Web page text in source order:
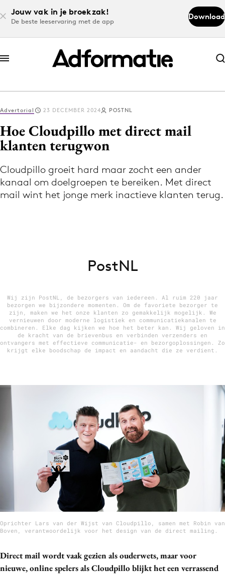
Jouw vak in je broekzak!
De beste leeservaring met de app
Download
Abonneer nu
Abonneer nu
Log in
Volg het laatste nieuws via de Adformatie
Nieuws app
9 sept: GenAI-training
12 nov: MarketingLive!
Adverteren
Events
Partners
Artificial Intelligence
Campagnes
Contentmarketing
Craft
Customer Experience
Data & Insights
Design
Advertorial 23 DECEMBER 2024 POSTNL
Hoe Cloudpillo met direct mail
klanten terugwon
Cloudpillo groeit hard maar zocht een ander
kanaal om doelgroepen te bereiken. Met direct
mail wint het jonge merk inactieve klanten terug.
PostNL
Wij zijn PostNL, de bezorgers van iedereen. Al ruim 220 jaar
bezorgen we bijzondere momenten. Om de favoriete bezorger te
zijn, maken we het onze klanten zo gemakkelijk mogelijk. We
vernieuwen door moderne logistiek en communicatiekanalen te
combineren. Elke dag kijken we hoe het beter kan. Wij geloven in
de kracht van de brievenbus en verbinden verzenders en
ontvangers met effectieve communicatie- en bezorgoplossingen. Zo
krijgt elke boodschap de impact en aandacht die ze verdient.
Oprichter Lars van der Wijst van Cloudpillo, samen met Robin van
Boven, verantwoordelijk voor het design van de direct mailing.
Direct mail wordt vaak gezien als ouderwets, maar voor
nieuwe, online spelers als Cloudpillo blijkt het een verrassend